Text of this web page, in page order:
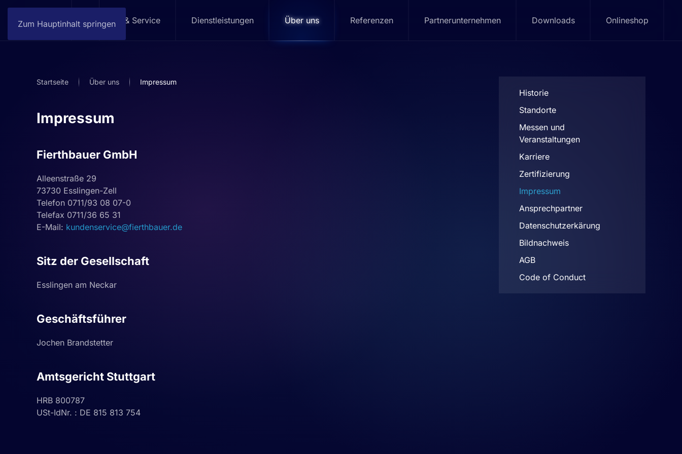
Zum Hauptinhalt springen
Home Produkte & Service Dienstleistungen Über uns Referenzen Partnerunternehmen Downloads Onlineshop
Startseite Über uns Impressum
Impressum
Fierthbauer GmbH
Alleenstraße 29
73730 Esslingen-Zell
Telefon 0711/93 08 07-0
Telefax 0711/36 65 31
E-Mail: kundenservice@fierthbauer.de
Sitz der Gesellschaft
Esslingen am Neckar
Geschäftsführer
Jochen Brandstetter
Amtsgericht Stuttgart
HRB 800787
USt-IdNr. : DE 815 813 754
Historie
Standorte
Messen und
Veranstaltungen
Karriere
Zertifizierung
Impressum
Ansprechpartner
Datenschutzerkärung
Bildnachweis
AGB
Code of Conduct